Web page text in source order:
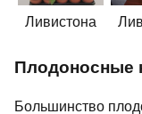
Ливистона
Плодоносные
Большинство